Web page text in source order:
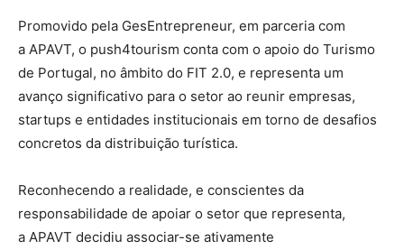
Promovido pela GesEntrepreneur, em parceria com
a APAVT, o push4tourism conta com o apoio do Turismo
de Portugal, no âmbito do FIT 2.0, e representa um
avanço significativo para o setor ao reunir empresas,
startups e entidades institucionais em torno de desafios
concretos da distribuição turística.
Reconhecendo a realidade, e conscientes da
responsabilidade de apoiar o setor que representa,
a APAVT decidiu associar-se ativamente